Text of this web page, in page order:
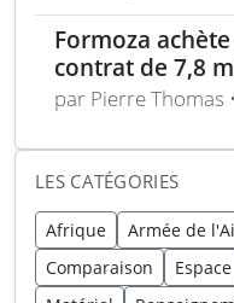
Formoza
contrat de 7,8
consortium
par Pierre Thomas
LES CATÉGORIES
Afrique Armée de
Comparaison
Espace